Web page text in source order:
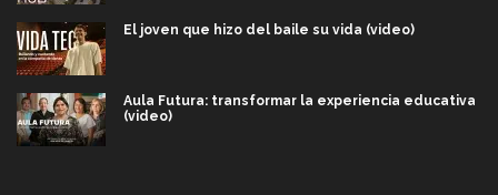
El joven que hizo del baile su vida (video)
Aula Futura: transformar la experiencia educativa
(video)